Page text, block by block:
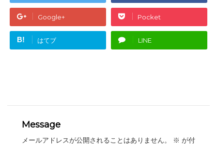
Google+ Pocket
B! はてブ LINE
Message
メールアドレスが公開されることはありません。 ※ が付